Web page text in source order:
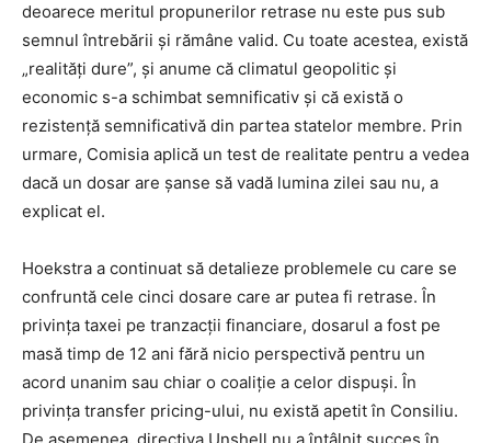
deoarece meritul propunerilor retrase nu este pus sub
semnul întrebării și rămâne valid. Cu toate acestea, există
„realități dure”, și anume că climatul geopolitic și
economic s-a schimbat semnificativ și că există o
rezistență semnificativă din partea statelor membre. Prin
urmare, Comisia aplică un test de realitate pentru a vedea
dacă un dosar are șanse să vadă lumina zilei sau nu, a
explicat el.
Hoekstra a continuat să detalieze problemele cu care se
confruntă cele cinci dosare care ar putea fi retrase. În
privința taxei pe tranzacții financiare, dosarul a fost pe
masă timp de 12 ani fără nicio perspectivă pentru un
acord unanim sau chiar o coaliție a celor dispuși. În
privința transfer pricing-ului, nu există apetit în Consiliu.